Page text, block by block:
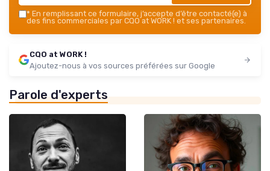
* En remplissant ce formulaire, j’accepte d’être contacté(e) à
des fins commerciales par CQO at WORK ! et ses partenaires.
CQO at WORK !
Ajoutez-nous à vos sources préférées sur Google
Parole d'experts